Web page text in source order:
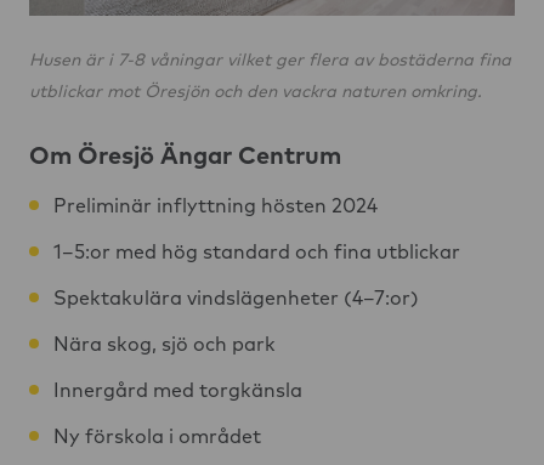
Husen är i 7-8 våningar vilket ger flera av bostäderna fina
utblickar mot Öresjön och den vackra naturen omkring.
Om Öresjö Ängar Centrum
Preliminär inflyttning hösten 2024
1–5:or med hög standard och fina utblickar
Spektakulära vindslägenheter (4–7:or)
Nära skog, sjö och park
Innergård med torgkänsla
Ny förskola i området